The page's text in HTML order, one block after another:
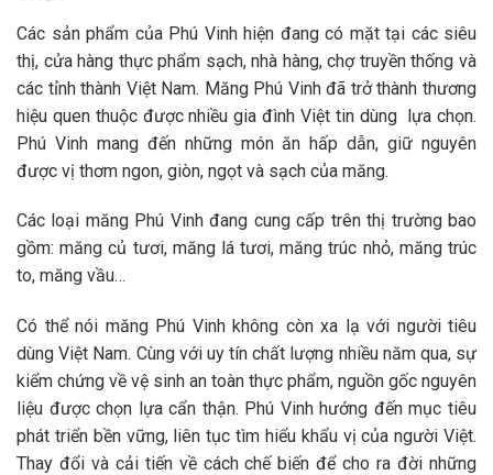
Các sản phẩm của Phú Vinh hiện đang có mặt tại các siêu
thị, cửa hàng thực phẩm sạch, nhà hàng, chợ truyền thống và
các tỉnh thành Việt Nam. Măng Phú Vinh đã trở thành thương
hiệu quen thuộc được nhiều gia đình Việt tin dùng lựa chọn.
Phú Vinh mang đến những món ăn hấp dẫn, giữ nguyên
được vị thơm ngon, giòn, ngọt và sạch của măng.
Các loại măng Phú Vinh đang cung cấp trên thị trường bao
gồm: măng củ tươi, măng lá tươi, măng trúc nhỏ, măng trúc
to, măng vầu…
Có thể nói măng Phú Vinh không còn xa lạ với người tiêu
dùng Việt Nam. Cùng với uy tín chất lượng nhiều năm qua, sự
kiểm chứng về vệ sinh an toàn thực phẩm, nguồn gốc nguyên
liệu được chọn lựa cẩn thận. Phú Vinh hướng đến mục tiêu
phát triển bền vững, liên tục tìm hiểu khẩu vị của người Việt.
Thay đổi và cải tiến về cách chế biến để cho ra đời những